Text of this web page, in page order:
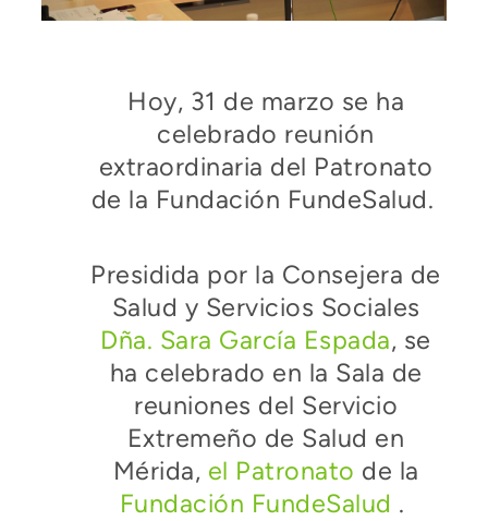
Hoy, 31 de marzo se ha
celebrado reunión
extraordinaria del Patronato
de la Fundación FundeSalud.
Presidida por la Consejera de
Salud y Servicios Sociales
Dña. Sara García Espada, se
ha celebrado en la Sala de
reuniones del Servicio
Extremeño de Salud en
Mérida, el Patronato de la
Fundación FundeSalud .